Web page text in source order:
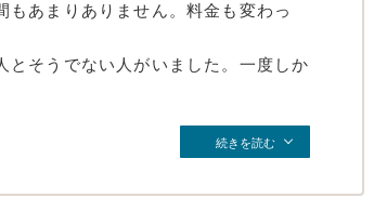
あまりありません。料金も変わっ
とそうでない人がいました。一度しか
続きを読む